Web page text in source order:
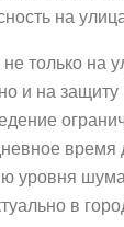
на
только на
и на защиту
время
уровня
в